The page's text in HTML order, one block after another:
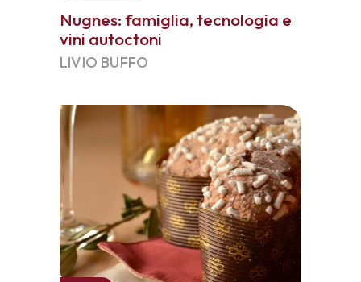
Nugnes: famiglia, tecnologia e
vini autoctoni
LIVIO BUFFO